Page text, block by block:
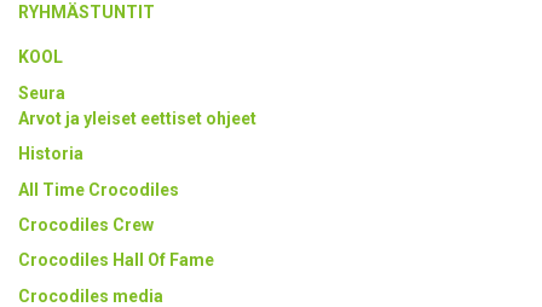
RYHMÄSTUNTIT
KOOL
Seura
Arvot ja yleiset eettiset ohjeet
Historia
All Time Crocodiles
Crocodiles Crew
Crocodiles Hall Of Fame
Crocodiles media